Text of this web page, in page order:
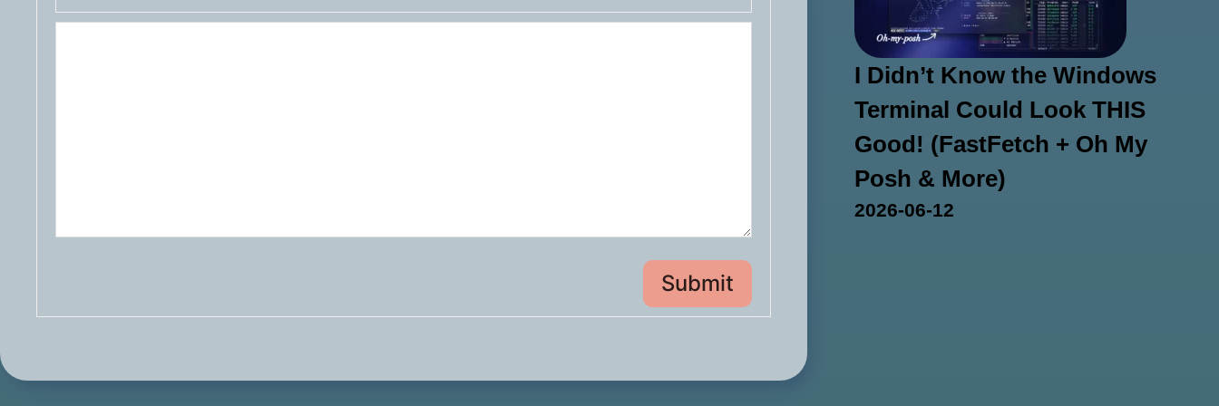
Submit
I Didn’t Know the Windows
Terminal Could Look THIS
Good! (FastFetch + Oh My
Posh & More)
2026-06-12